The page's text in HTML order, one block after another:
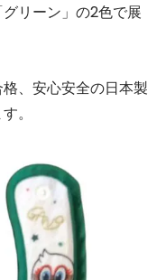
リーン」の2色で展
、安心安全の日本製
。